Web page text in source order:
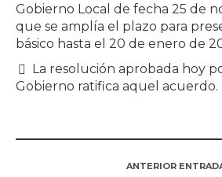
Gobierno Local de fecha 25 de
que se amplía el plazo para
básico hasta el 20 de enero de
La resolución aprobada hoy
Gobierno ratifica aquel acuerdo.
ANTERIOR